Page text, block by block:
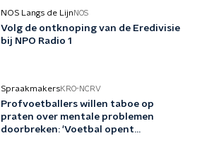
NOS Langs de Lijn NOS
Volg de ontknoping van de Eredivisie
bij NPO Radio 1
SpraakmakersKRO-NCRV
Profvoetballers willen taboe op
praten over mentale problemen
doorbreken: 'Voetbal opent